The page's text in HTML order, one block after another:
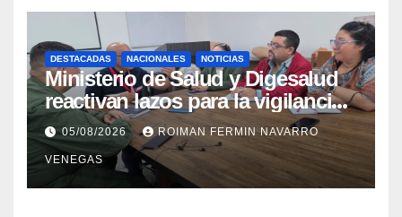
DESTACADAS NACIONALES NOTICIAS
Ministerio de Salud y Digesalud
reactivan lazos para la vigilancia
epidemiológica y el control de
enfermedades
05/08/2026 ROIMAN FERMIN NAVARRO
VENEGAS